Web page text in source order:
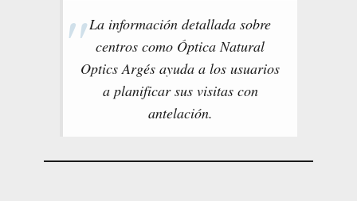
La información detallada sobre
centros como Óptica Natural
Optics Argés ayuda a los usuarios
a planificar sus visitas con
antelación.